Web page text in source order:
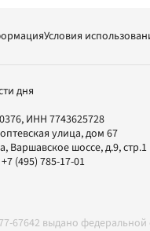
Условия
дня
ИНН 7743625728
улица, дом 67
, Варшавское шоссе, д.9, стр.1
+7 (495) 785-17-01
67642 выдано